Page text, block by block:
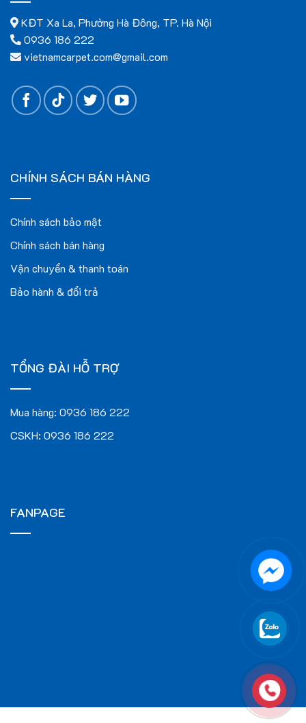
KĐT Xa La, Phường Hà Đông, TP. Hà Nội
0936 186 222
vietnamcarpet.com@gmail.com
CHÍNH SÁCH BÁN HÀNG
Chính sách bảo mật
Chính sách bán hàng
Vận chuyển & thanh toán
Bảo hành & đổi trả
TỔNG ĐÀI HỖ TRỢ
Mua hàng: 0936 186 222
CSKH: 0936 186 222
FANPAGE